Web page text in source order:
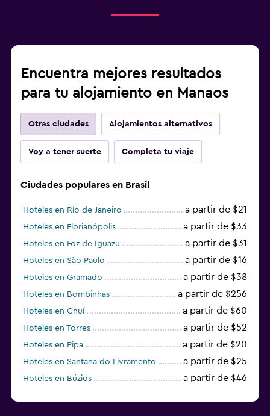
Encuentra mejores resultados
para tu alojamiento en Manaos
Otras ciudades Alojamientos alternativos
Voy a tener suerte Completa tu viaje
Ciudades populares en Brasil
Hoteles en Río de Janeiro a partir de $21
Hoteles en Florianópolis a partir de $33
Hoteles en Foz de Iguazu a partir de $31
Hoteles en São Paulo a partir de $16
Hoteles en Gramado a partir de $38
Hoteles en Bombinhas a partir de $256
Hoteles en Chuí a partir de $60
Hoteles en Torres a partir de $52
Hoteles en Pipa a partir de $20
Hoteles en Santana do Livramento a partir de $25
Hoteles en Búzios a partir de $46